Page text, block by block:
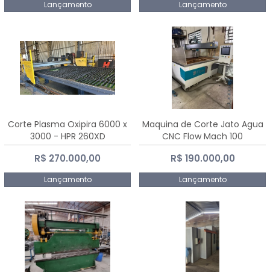
Lançamento Lançamento
Corte Plasma Oxipira 6000 x
3000 - HPR 260XD
R$ 270.000,00
Lançamento
Maquina de Corte Jato Agua
CNC Flow Mach 100
R$ 190.000,00
Lançamento